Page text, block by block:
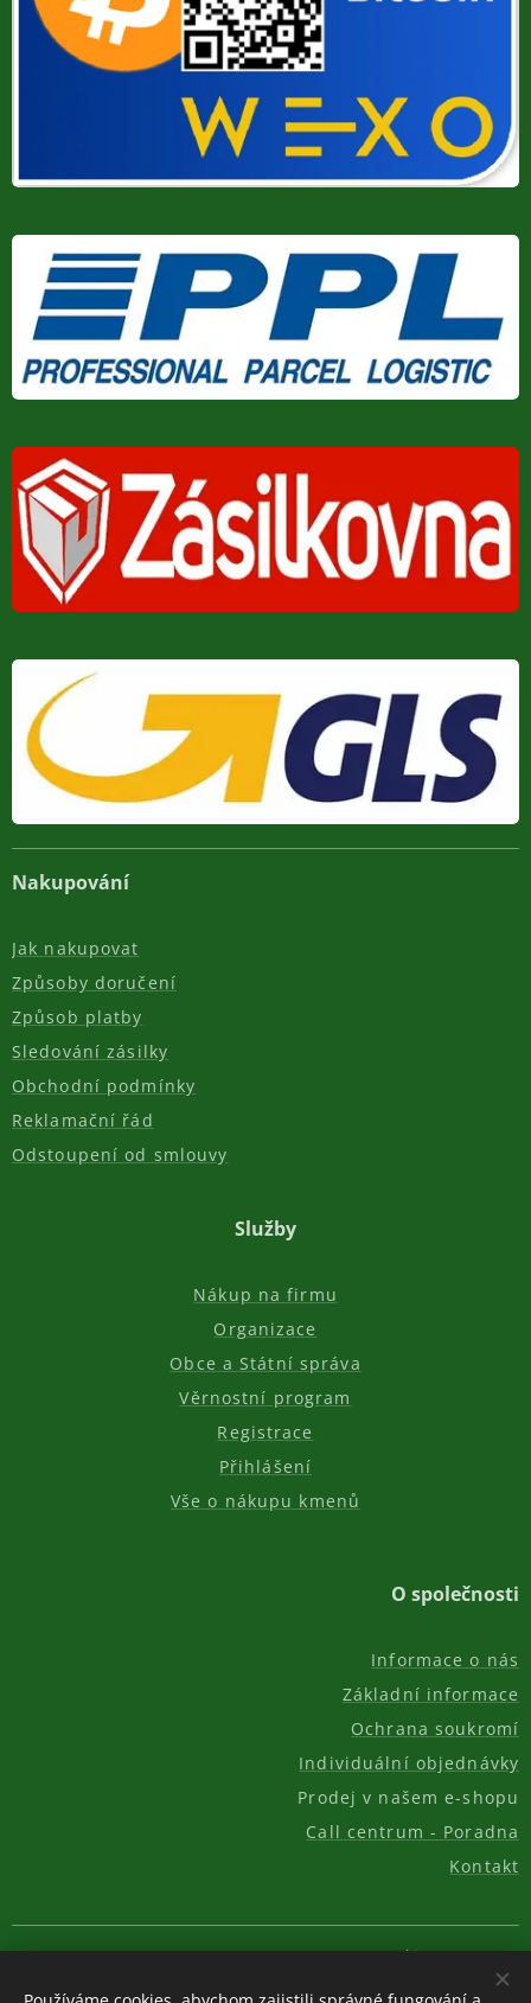
Nakupování
Jak nakupovat
Způsoby doručení
Způsob platby
Sledování zásilky
Obchodní podmínky
Reklamační řád
Odstoupení od smlouvy
Služby
Nákup na firmu
Organizace
Obce a Státní správa
Věrnostní program
Registrace
Přihlášení
Vše o nákupu kmenů
O společnosti
Informace o nás
Základní informace
Ochrana soukromí
Individuální objednávky
Prodej v našem e-shopu
Call centrum - Poradna
Kontakt
© 2011-2026, AKC REAL GROUP s.r.o. Cookies